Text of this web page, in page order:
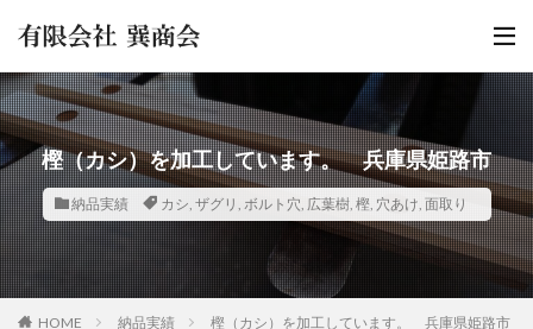
樫（カシ）を加工しています。 兵庫県姫路市
納品実績 カシ, ザグリ , ボルト穴, 広葉樹, 樫, 穴あけ, 面取り
HOME 納品実績 樫（カシ）を加工しています。 兵庫県姫路市